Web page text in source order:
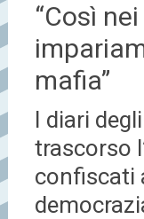
“Così
mafia”
I diari
trascorso
confiscati